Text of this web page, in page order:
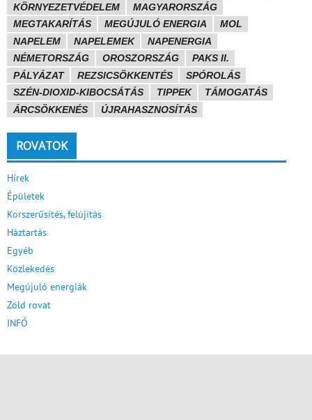
KÖRNYEZETVÉDELEM
MAGYARORSZÁG
MEGTAKARÍTÁS
MEGÚJULÓ ENERGIA
MOL
NAPELEM
NAPELEMEK
NAPENERGIA
NÉMETORSZÁG
OROSZORSZÁG
PAKS II.
PÁLYÁZAT
REZSICSÖKKENTÉS
SPÓROLÁS
SZÉN-DIOXID-KIBOCSÁTÁS
TIPPEK
TÁMOGATÁS
ÁRCSÖKKENÉS
ÚJRAHASZNOSÍTÁS
ROVATOK
Hírek
Épületek
Korszerűsítés, felújítás
Háztartás
Egyéb
Közlekedés
Megújuló energiák
Zöld rovat
INFÓ